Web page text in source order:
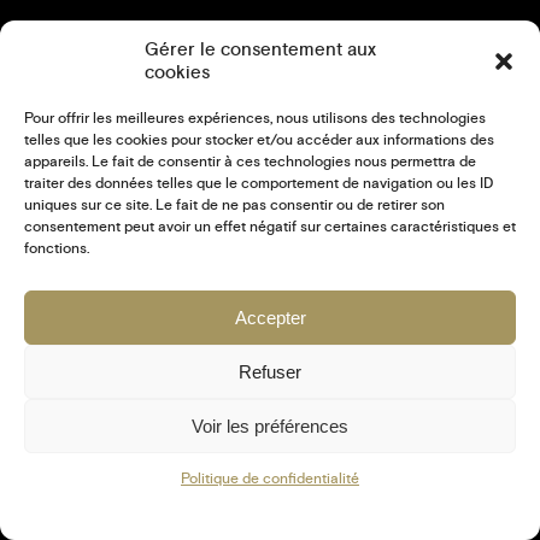
Gérer le consentement aux
cookies
Pour offrir les meilleures expériences, nous utilisons des technologies
telles que les cookies pour stocker et/ou accéder aux informations des
appareils. Le fait de consentir à ces technologies nous permettra de
traiter des données telles que le comportement de navigation ou les ID
uniques sur ce site. Le fait de ne pas consentir ou de retirer son
consentement peut avoir un effet négatif sur certaines caractéristiques et
fonctions.
Accepter
Refuser
Voir les préférences
Politique de confidentialité
CRÉATION DU SITE INTERNET DE L’ÉCOLE
ASSOCIATIVE AMC WUSHU À SAINT-